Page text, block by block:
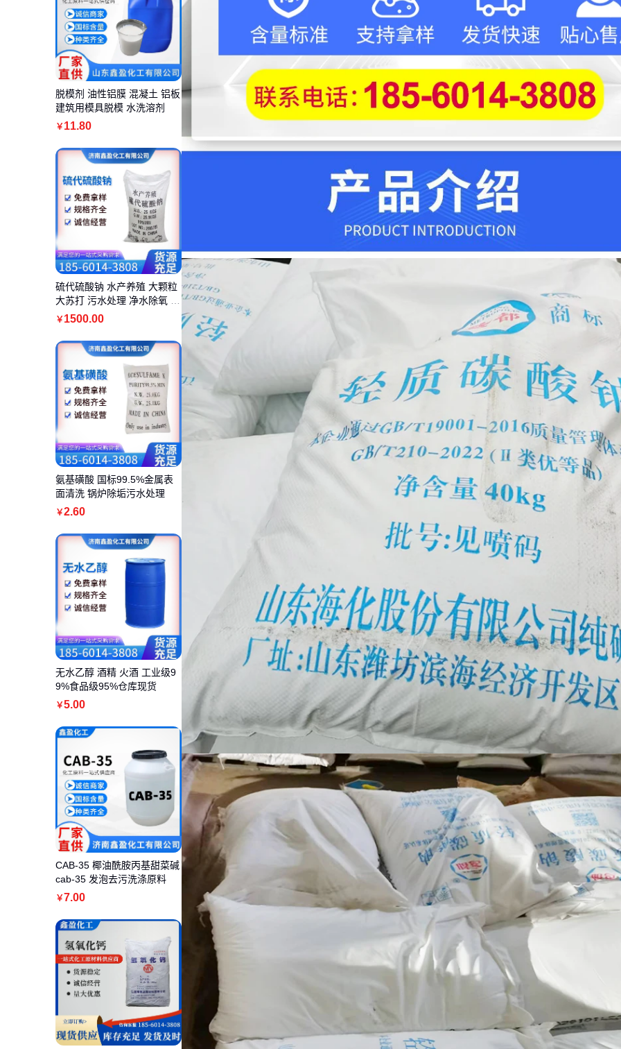
脱模剂 油性铝膜 混凝土 铝板
建筑用模具脱模 水洗溶剂
￥11.80
硫代硫酸钠 水产养殖 大颗粒
大苏打 污水处理 净水除氧 水
处理
￥1500.00
氨基磺酸 国标99.5%金属表
面清洗 锅炉除垢污水处理
￥2.60
无水乙醇 酒精 火酒 工业级9
9%食品级95%仓库现货
￥5.00
CAB-35 椰油酰胺丙基甜菜碱
cab-35 发泡去污洗涤原料
￥7.00